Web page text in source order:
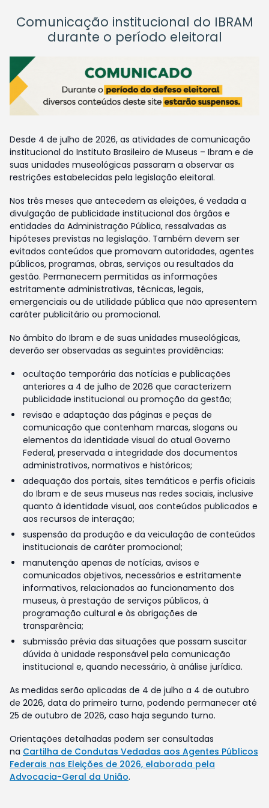
Comunicação institucional do IBRAM
durante o período eleitoral
Desde 4 de julho de 2026, as atividades de comunicação
institucional do Instituto Brasileiro de Museus – Ibram e de
suas unidades museológicas passaram a observar as
restrições estabelecidas pela legislação eleitoral.
Nos três meses que antecedem as eleições, é vedada a
divulgação de publicidade institucional dos órgãos e
entidades da Administração Pública, ressalvadas as
hipóteses previstas na legislação. Também devem ser
evitados conteúdos que promovam autoridades, agentes
públicos, programas, obras, serviços ou resultados da
gestão. Permanecem permitidas as informações
estritamente administrativas, técnicas, legais,
emergenciais ou de utilidade pública que não apresentem
caráter publicitário ou promocional.
No âmbito do Ibram e de suas unidades museológicas,
deverão ser observadas as seguintes providências:
ocultação temporária das notícias e publicações
anteriores a 4 de julho de 2026 que caracterizem
publicidade institucional ou promoção da gestão;
revisão e adaptação das páginas e peças de
comunicação que contenham marcas, slogans ou
elementos da identidade visual do atual Governo
Federal, preservada a integridade dos documentos
administrativos, normativos e históricos;
adequação dos portais, sites temáticos e perfis oficiais
do Ibram e de seus museus nas redes sociais, inclusive
quanto à identidade visual, aos conteúdos publicados e
aos recursos de interação;
suspensão da produção e da veiculação de conteúdos
institucionais de caráter promocional;
manutenção apenas de notícias, avisos e
comunicados objetivos, necessários e estritamente
informativos, relacionados ao funcionamento dos
museus, à prestação de serviços públicos, à
programação cultural e às obrigações de
transparência;
submissão prévia das situações que possam suscitar
dúvida à unidade responsável pela comunicação
institucional e, quando necessário, à análise jurídica.
As medidas serão aplicadas de 4 de julho a 4 de outubro
de 2026, data do primeiro turno, podendo permanecer até
25 de outubro de 2026, caso haja segundo turno.
Orientações detalhadas podem ser consultadas
na Cartilha de Condutas Vedadas aos Agentes Públicos
Federais nas Eleições de 2026, elaborada pela
Advocacia-Geral da União.